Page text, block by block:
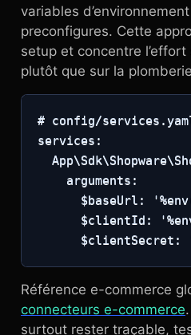
variables
preconfigures. Cette
setup et concentre
plutôt que sur la
# config/
services:
    arguments:
$baseUrl:
$clientId:
$clientSecret:
Référence e-commerce
connecteurs e-commerce
surtout rester traçable,